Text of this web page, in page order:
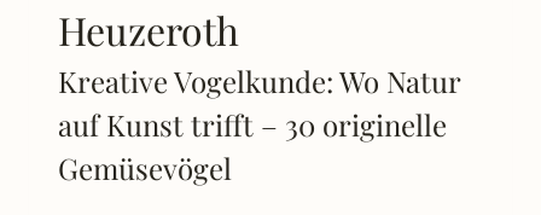
Heuzeroth
Kreative Vogelkunde: Wo Natur
auf Kunst trifft – 30 originelle
Gemüsevögel